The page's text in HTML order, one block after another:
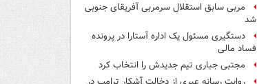
مربی سابق استقلال سرمربی آفریقای جنوبی
شد
دستگیری مسئول یک اداره آستارا در پرونده
فساد مالی
مجتبی جباری تیم جدیدش را انتخاب کرد